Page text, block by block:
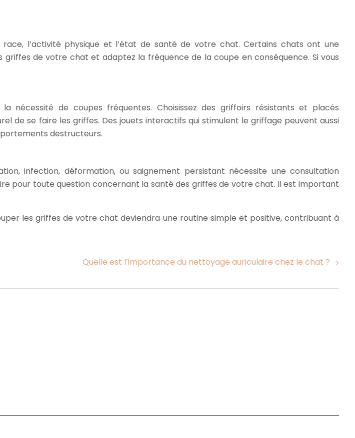
l’activité physique et l’état de santé de votre chat. Certains chats ont une
de votre chat et adaptez la fréquence de la coupe en conséquence. Si vous
de coupes fréquentes. Choisissez des griffoirs résistants et placés
de se faire les griffes. Des jouets interactifs qui stimulent le griffage peuvent aussi
destructeurs.
infection, déformation, ou saignement persistant nécessite une consultation
pour toute question concernant la santé des griffes de votre chat. Il est important
les griffes de votre chat deviendra une routine simple et positive, contribuant à
Quelle est l’importance du nettoyage auriculaire chez le chat ?